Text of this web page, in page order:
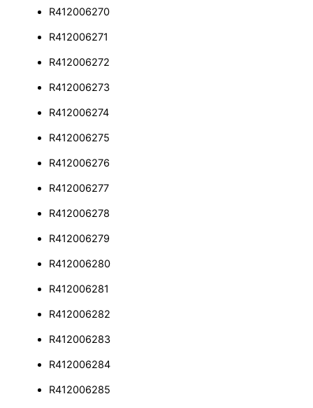
R412006270
R412006271
R412006272
R412006273
R412006274
R412006275
R412006276
R412006277
R412006278
R412006279
R412006280
R412006281
R412006282
R412006283
R412006284
R412006285